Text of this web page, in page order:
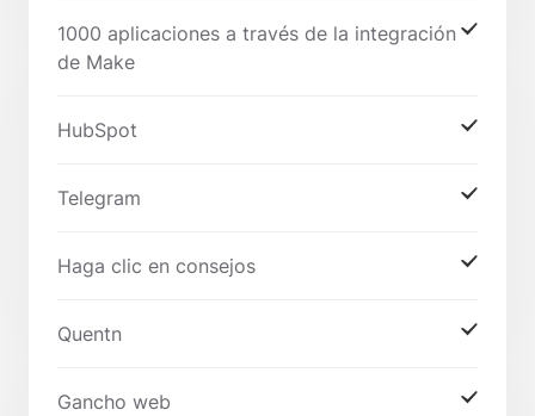
1000 aplicaciones a través de la integración
de Make
HubSpot
Telegram
Haga clic en consejos
Quentn
Gancho web